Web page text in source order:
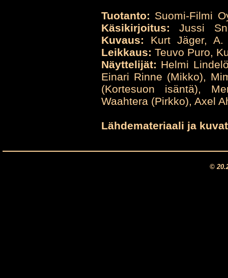
Tuotanto: Suomi-Filmi
Käsikirjoitus: Jussi
Kuvaus: Kurt Jäger,
Leikkaus: Teuvo Puro,
Näyttelijät: Helmi
Einari Rinne (Mikko),
(Kortesuon isäntä),
Waahtera (Pirkko), Axel
Lähdemateriaali ja kuvat
©